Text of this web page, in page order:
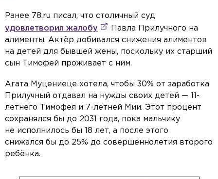
Ранее 78.ru писал, что столичный суд
удовлетворил жалобу
Павла Прилучного на
алименты. Актёр добивался снижения алиментов
на детей для бывшей жены, поскольку их старший
сын Тимофей проживает с ним.
Агата Муцениеце хотела, чтобы 30% от заработка
Прилучный отдавал на нужды своих детей — 11-
летнего Тимофея и 7-летней Мии. Этот процент
сохранялся бы до 2031 года, пока мальчику
не исполнилось бы 18 лет, а после этого
снижался бы до 25% до совершеннолетия второго
ребёнка.